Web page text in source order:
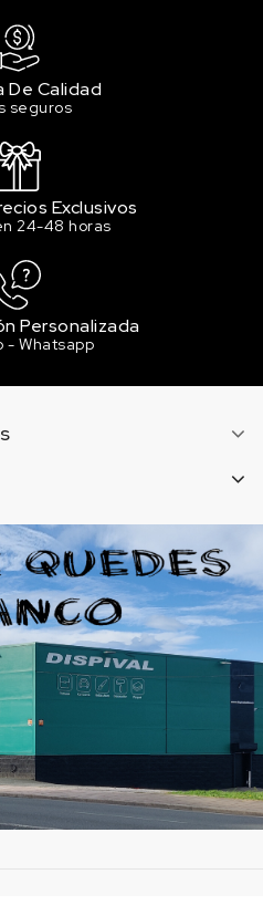
De Calidad
seguros
Exclusivos
24-48 horas
Personalizada
- Whatsapp